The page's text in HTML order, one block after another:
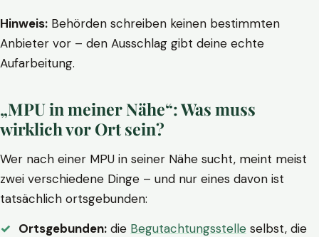
Hinweis: Behörden schreiben keinen bestimmten
Anbieter vor – den Ausschlag gibt deine echte
Aufarbeitung.
„MPU in meiner Nähe“: Was muss
wirklich vor Ort sein?
Wer nach einer MPU in seiner Nähe sucht, meint meist
zwei verschiedene Dinge – und nur eines davon ist
tatsächlich ortsgebunden:
Ortsgebunden: die Begutachtungsstelle selbst, die